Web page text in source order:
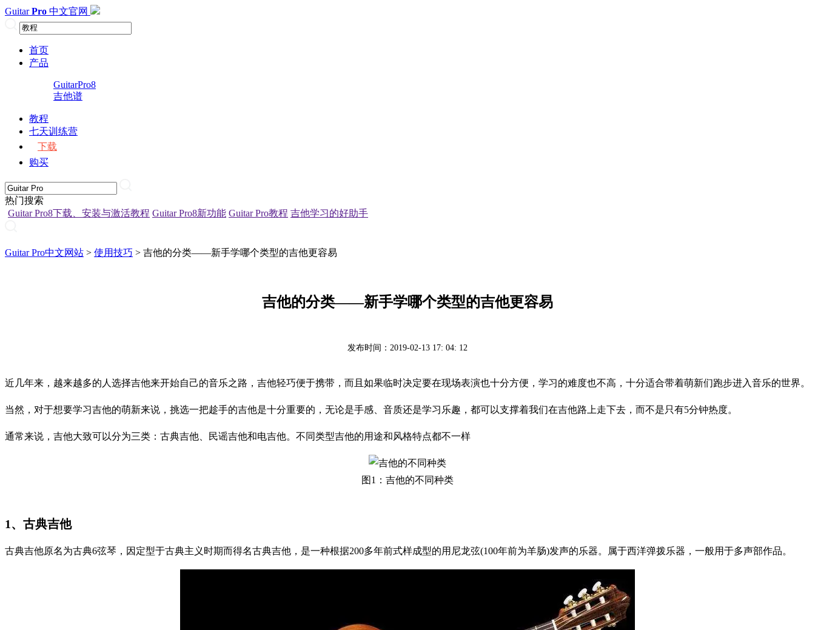
Guitar Pro 中文官网
首页
产品
GuitarPro8
吉他谱
教程
七天训练营
下载
购买
热门搜索
Guitar Pro8下载、安装与激活教程 Guitar Pro8新功能 Guitar Pro教程 吉他学习的好助手
Guitar Pro中文网站 > 使用技巧 > 吉他的分类——新手学哪个类型的吉他更容易
吉他的分类——新手学哪个类型的吉他更容易
发布时间：2019-02-13 17: 04: 12
近几年来，越来越多的人选择吉他来开始自己的音乐之路，吉他轻巧便于携带，而且如果临时决定要在现场表演也十分方便，学习的难度也不高，十分适合带着萌新们跑步进入音乐的世界。
当然，对于想要学习吉他的萌新来说，挑选一把趁手的吉他是十分重要的，无论是手感、音质还是学习乐趣，都可以支撑着我们在吉他路上走下去，而不是只有5分钟热度。
通常来说，吉他大致可以分为三类：古典吉他、民谣吉他和电吉他。不同类型吉他的用途和风格特点都不一样
图1：吉他的不同种类
1、古典吉他
古典吉他原名为古典6弦琴，因定型于古典主义时期而得名古典吉他，是一种根据200多年前式样成型的用尼龙弦(100年前为羊肠)发声的乐器。属于西洋弹拨乐器，一般用于多声部作品。